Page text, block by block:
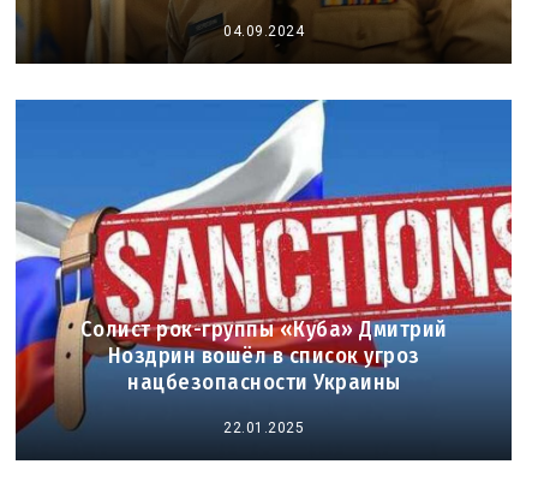
04.09.2024
Солист рок-группы «Куба» Дмитрий
Ноздрин вошёл в список угроз
нацбезопасности Украины
22.01.2025